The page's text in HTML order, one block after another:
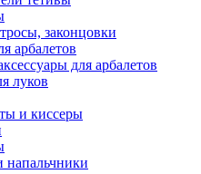
законцовки
арбалетов
для арбалетов
луков
и киссеры
напальчники